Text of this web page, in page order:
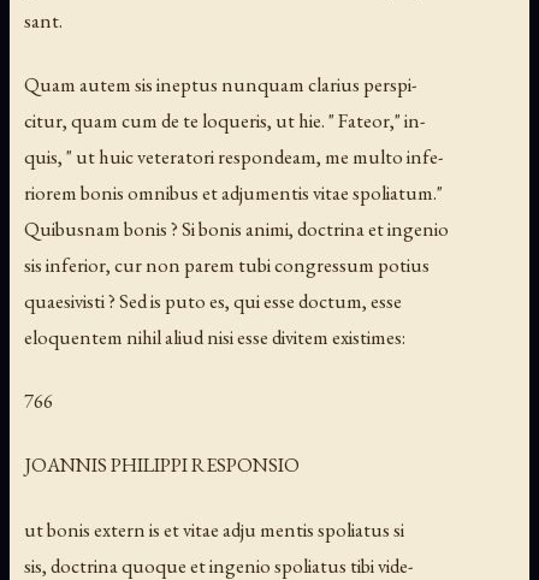
sant.
Quam autem sis ineptus nunquam clarius perspi-
citur, quam cum de te loqueris, ut hie. " Fateor," in-
quis, " ut huic veteratori respondeam, me multo infe-
riorem bonis omnibus et adjumentis vitae spoliatum."
Quibusnam bonis ? Si bonis animi, doctrina et ingenio
sis inferior, cur non parem tubi congressum potius
quaesivisti ? Sed is puto es, qui esse doctum, esse
eloquentem nihil aliud nisi esse divitem existimes:
766
JOANNIS PHILIPPI RESPONSIO
ut bonis extern is et vitae adju mentis spoliatus si
sis, doctrina quoque et ingenio spoliatus tibi vide-